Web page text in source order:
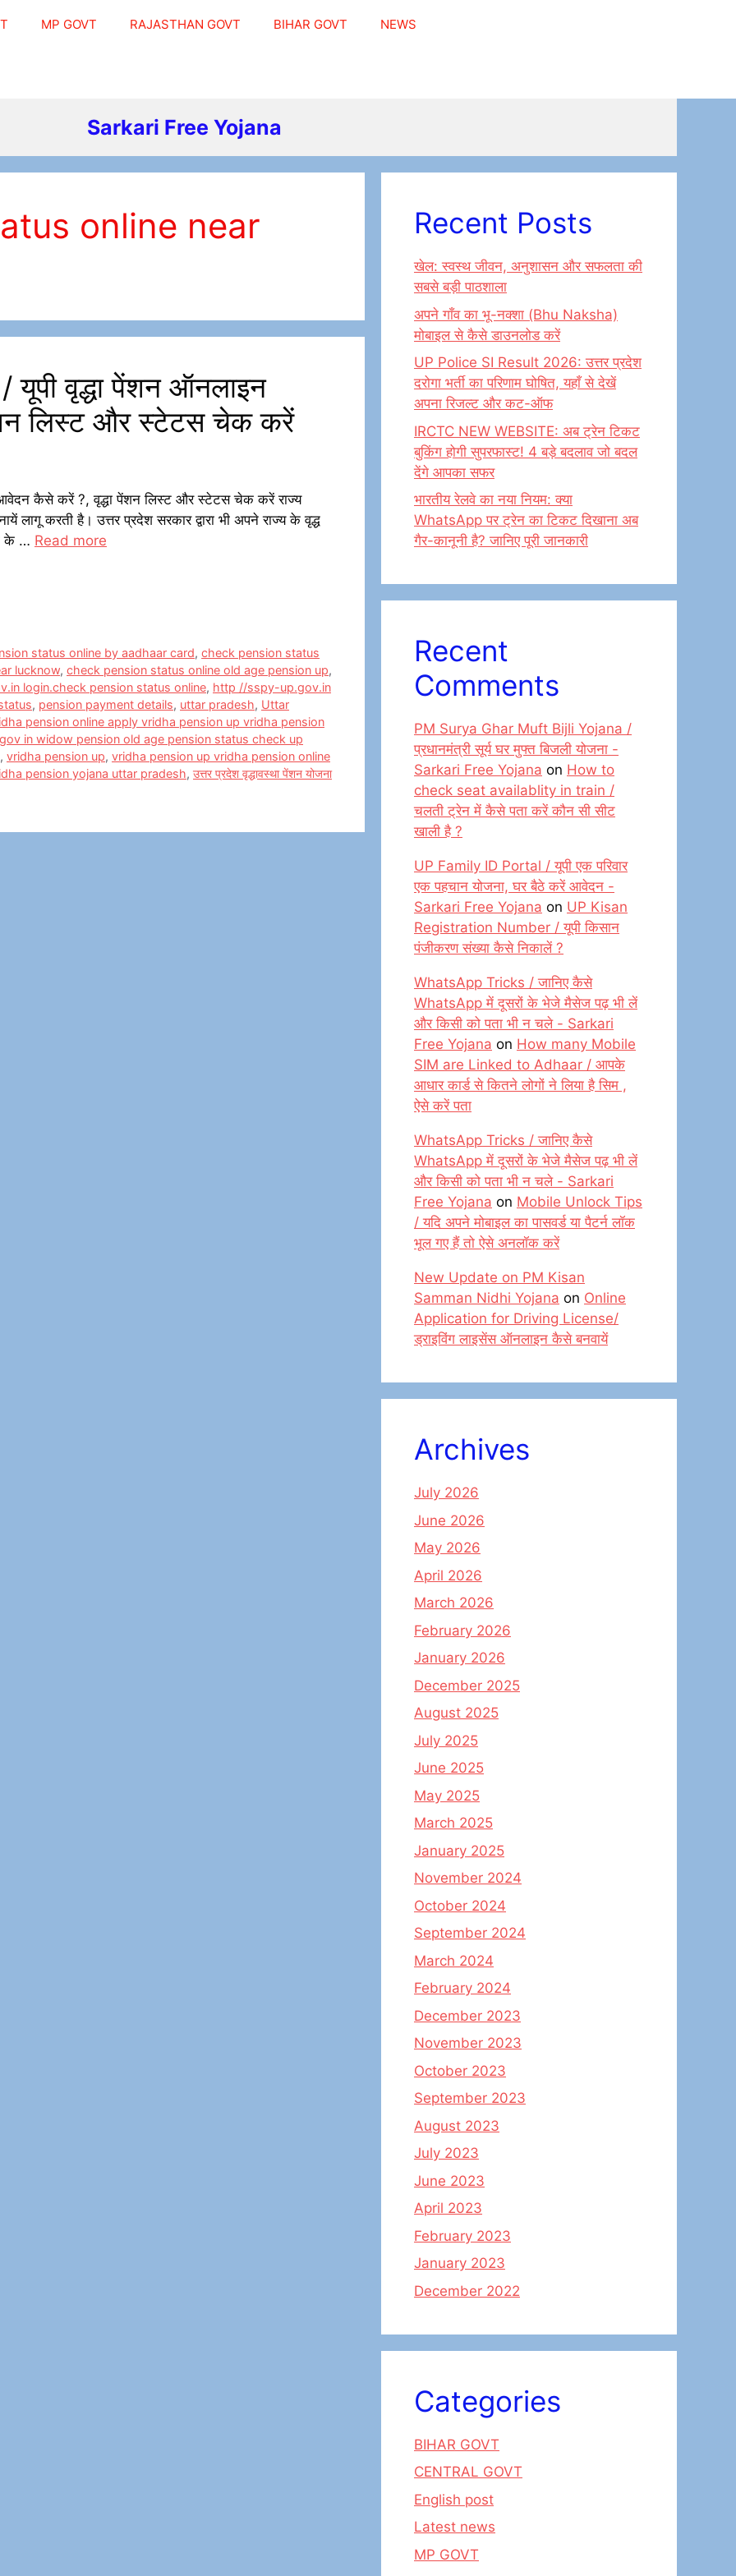
MP GOVT RAJASTHAN GOVT BIHAR GOVT NEWS
Sarkari Free Yojana
online near
वृद्धा पेंशन ऑनलाइन
लिस्ट और स्टेटस चेक करें
कैसे करें ?, वृद्धा पेंशन लिस्ट और स्टेटस चेक करें राज्य
लागू करती है। उत्तर प्रदेश सरकार द्वारा भी अपने राज्य के वृद्ध
के … Read more
status online by aadhaar card,check pension status
lucknow, check pension status online old age pension up,
login.check pension status online, http //sspy-up.gov.in
, pension payment details, uttar pradesh, Uttar
pension online apply vridha pension up vridha pension
in widow pension old age pension status check up
, vridha pension up, vridha pension up vridha pension online
pension yojana uttar pradesh, उत्तर प्रदेश वृद्धावस्था पेंशन योजना
Recent Posts
खेल: स्वस्थ जीवन, अनुशासन और सफलता की
सबसे बड़ी पाठशाला
अपने गाँव का भू-नक्शा (Bhu Naksha)
मोबाइल से कैसे डाउनलोड करें
UP Police SI Result 2026: उत्तर प्रदेश
दरोगा भर्ती का परिणाम घोषित, यहाँ से देखें
अपना रिजल्ट और कट-ऑफ
IRCTC NEW WEBSITE: अब ट्रेन टिकट
बुकिंग होगी सुपरफास्ट! 4 बड़े बदलाव जो बदल
देंगे आपका सफर
भारतीय रेलवे का नया नियम: क्या
WhatsApp पर ट्रेन का टिकट दिखाना अब
गैर-कानूनी है? जानिए पूरी जानकारी
Recent
Comments
PM Surya Ghar Muft Bijli Yojana /
प्रधानमंत्री सूर्य घर मुफ्त बिजली योजना -
Sarkari Free Yojana on How to
check seat availablity in train /
चलती ट्रेन में कैसे पता करें कौन सी सीट
खाली है ?
UP Family ID Portal / यूपी एक परिवार
एक पहचान योजना, घर बैठे करें आवेदन -
Sarkari Free Yojana on UP Kisan
Registration Number / यूपी किसान
पंजीकरण संख्या कैसे निकालें ?
WhatsApp Tricks / जानिए कैसे
WhatsApp में दूसरों के भेजे मैसेज पढ़ भी लें
और किसी को पता भी न चले - Sarkari
Free Yojana on How many Mobile
SIM are Linked to Adhaar / आपके
आधार कार्ड से कितने लोगों ने लिया है सिम ,
ऐसे करें पता
WhatsApp Tricks / जानिए कैसे
WhatsApp में दूसरों के भेजे मैसेज पढ़ भी लें
और किसी को पता भी न चले - Sarkari
Free Yojana on Mobile Unlock Tips
/ यदि अपने मोबाइल का पासवर्ड या पैटर्न लॉक
भूल गए हैं तो ऐसे अनलॉक करें
New Update on PM Kisan
Samman Nidhi Yojana on Online
Application for Driving License/
ड्राइविंग लाइसेंस ऑनलाइन कैसे बनवायें
Archives
July 2026
June 2026
May 2026
April 2026
March 2026
February 2026
January 2026
December 2025
August 2025
July 2025
June 2025
May 2025
March 2025
January 2025
November 2024
October 2024
September 2024
March 2024
February 2024
December 2023
November 2023
October 2023
September 2023
August 2023
July 2023
June 2023
April 2023
February 2023
January 2023
December 2022
Categories
BIHAR GOVT
CENTRAL GOVT
English post
Latest news
MP GOVT